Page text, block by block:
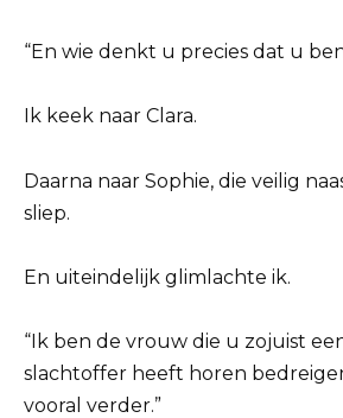
“En wie denkt u precies dat u
Ik keek naar Clara.
Daarna naar Sophie, die veilig
sliep.
En uiteindelijk glimlachte ik.
“Ik ben de vrouw die u zojuist
slachtoffer heeft horen
vooral verder.”